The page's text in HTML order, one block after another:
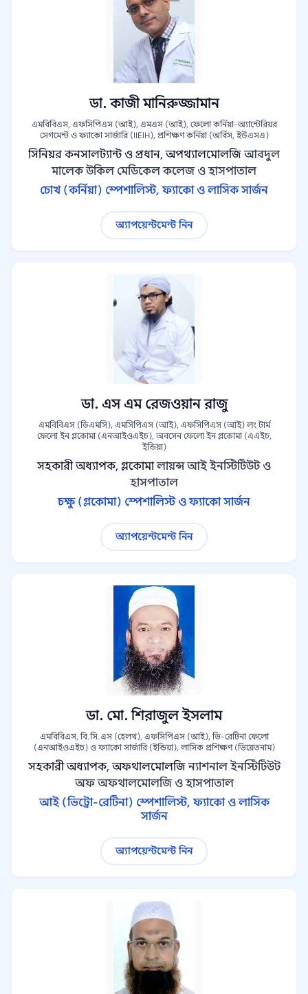
ডা. কাজী মানিরুজ্জামান
এমবিবিএস, এফসিপিএস (আই), এমএস (আই), ফেলো কর্নিয়া-অ্যান্টেরিয়র
সেগমেন্ট ও ফ্যাকো সার্জারি (IIEIH), প্রশিক্ষণ কর্নিয়া (অর্বিস, ইউএসএ)
সিনিয়র কনসালট্যান্ট ও প্রধান, অপথ্যালমোলজি আবদুল
মালেক উকিল মেডিকেল কলেজ ও হাসপাতাল
চোখ (কর্নিয়া) স্পেশালিস্ট, ফ্যাকো ও লাসিক সার্জন
অ্যাপয়েন্টমেন্ট নিন
ডা. এস এম রেজওয়ান রাজু
এমবিবিএস (ডিএমসি), এমসিপিএস (আই), এফসিপিএস (আই) লং টার্ম
ফেলো ইন গ্লকোমা (এনআইওএইচ), অবসেন ফেলো ইন গ্লকোমা (এএইচ,
ইন্ডিয়া)
সহকারী অধ্যাপক, গ্লকোমা লায়ন্স আই ইনস্টিটিউট ও
হাসপাতাল
চক্ষু (গ্লকোমা) স্পেশালিস্ট ও ফ্যাকো সার্জন
অ্যাপয়েন্টমেন্ট নিন
ডা. মো. শিরাজুল ইসলাম
এমবিবিএস, বি.সি.এস (হেলথ), এফসিপিএস (আই), ভি-রেটিনা ফেলো
(এনআইওএইচ) ও ফ্যাকো সার্জারি (ইন্ডিয়া), লাসিক প্রশিক্ষণ (ভিয়েতনাম)
সহকারী অধ্যাপক, অফথালমোলজি ন্যাশনাল ইনস্টিটিউট
অফ অফথালমোলজি ও হাসপাতাল
আই (ভিট্রো-রেটিনা) স্পেশালিস্ট, ফ্যাকো ও লাসিক
সার্জন
অ্যাপয়েন্টমেন্ট নিন